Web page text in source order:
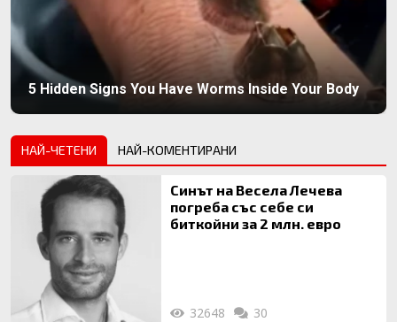
5 Hidden Signs You Have Worms Inside Your Body
НАЙ-ЧЕТЕНИ НАЙ-КОМЕНТИРАНИ
Синът на Весела Лечева
погреба със себе си
биткойни за 2 млн. евро
32648 30